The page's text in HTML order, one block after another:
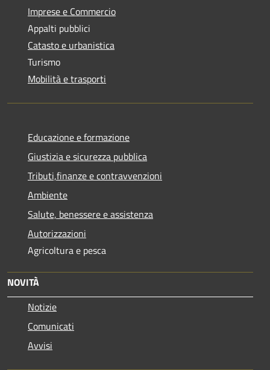
Imprese e Commercio
Appalti pubblici
Catasto e urbanistica
Turismo
Mobilità e trasporti
Educazione e formazione
Giustizia e sicurezza pubblica
Tributi,finanze e contravvenzioni
Ambiente
Salute, benessere e assistenza
Autorizzazioni
Agricoltura e pesca
NOVITÀ
Notizie
Comunicati
Avvisi